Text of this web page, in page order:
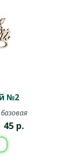
№2
базовая
45 р.